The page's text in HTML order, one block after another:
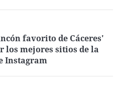
favorito de Cáceres'
los mejores sitios de la
Instagram